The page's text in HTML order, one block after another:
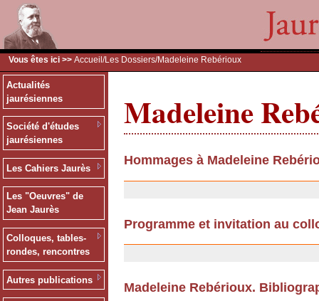
Vous êtes ici >> Accueil /Les Dossiers/Madeleine Rebérioux
Actualités
jaurésiennes
Société d'études
jaurésiennes
Les Cahiers Jaurès
Les "Oeuvres" de
Jean Jaurès
Colloques, tables-
rondes, rencontres
Autres publications
Madeleine
Hommages à Madeleine
Programme et invitation au
Madeleine Rebérioux.